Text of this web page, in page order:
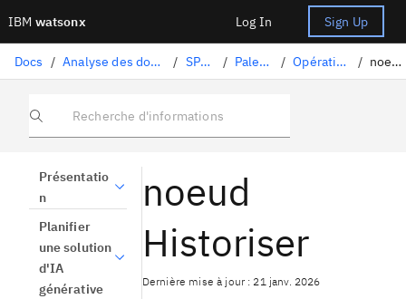
IBM watsonx Log In Sign Up
Docs / Analyse des données et utilisation des modèles / SPSS Modeler / Palette de noeuds / Opérations sur les champs / noeud Historiser
Recherche d'informations
Présentatio
n
Planifier
une solution
d'IA
générative
noeud
Historiser
Dernière mise à jour : 21 janv. 2026